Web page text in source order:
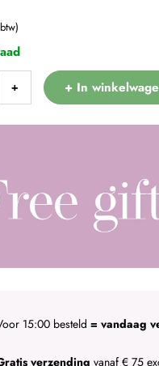
+ + In
15:00 besteld = vandaag
verzending vanaf € 75